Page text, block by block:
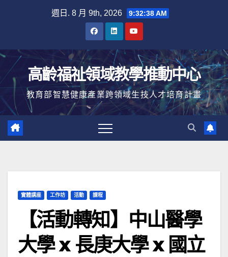
週日. 8 月 9th, 2026 9:32:38 AM
高齡福祉領域教學推動中心
教育部智慧健康產業跨領域生技人才培育計畫
實體講座 工作坊 活動 課程
【活動轉知】中山醫學
大學 x 長庚大學 x 國立